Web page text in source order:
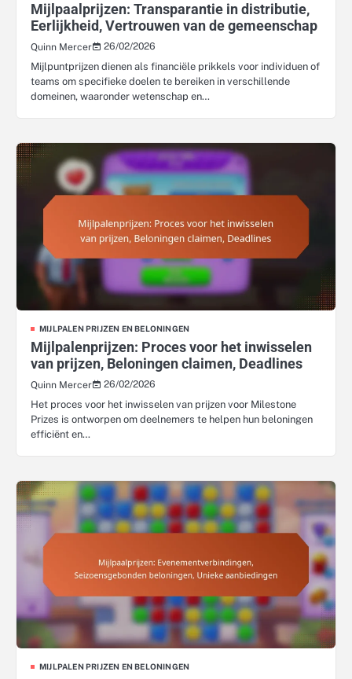
Mijlpaalprijzen: Transparantie in distributie,
Eerlijkheid, Vertrouwen van de gemeenschap
Quinn Mercer
26/02/2026
Mijlpuntprijzen dienen als financiële prikkels voor individuen of
teams om specifieke doelen te bereiken in verschillende
domeinen, waaronder wetenschap en…
MIJLPALEN PRIJZEN EN BELONINGEN
Mijlpalenprijzen: Proces voor het inwisselen
van prijzen, Beloningen claimen, Deadlines
Quinn Mercer
26/02/2026
Het proces voor het inwisselen van prijzen voor Milestone
Prizes is ontworpen om deelnemers te helpen hun beloningen
efficiënt en…
MIJLPALEN PRIJZEN EN BELONINGEN